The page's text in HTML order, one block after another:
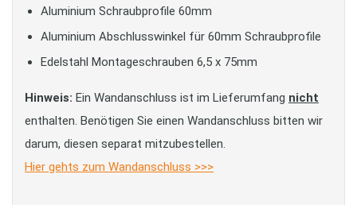
Aluminium Schraubprofile 60mm
Aluminium Abschlusswinkel für 60mm Schraubprofile
Edelstahl Montageschrauben 6,5 x 75mm
Hinweis: Ein Wandanschluss ist im Lieferumfang nicht
enthalten. Benötigen Sie einen Wandanschluss bitten wir
darum, diesen separat mitzubestellen.
Hier gehts zum Wandanschluss >>>